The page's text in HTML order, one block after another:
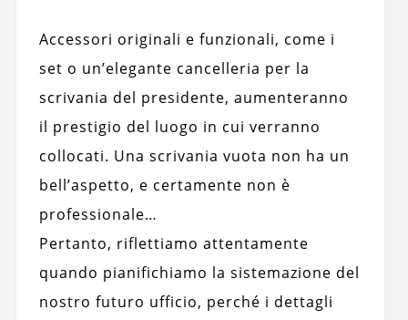
Accessori originali e funzionali, come i
set o un’elegante cancelleria per la
scrivania del presidente, aumenteranno
il prestigio del luogo in cui verranno
collocati. Una scrivania vuota non ha un
bell’aspetto, e certamente non è
professionale…
Pertanto, riflettiamo attentamente
quando pianifichiamo la sistemazione del
nostro futuro ufficio, perché i dettagli